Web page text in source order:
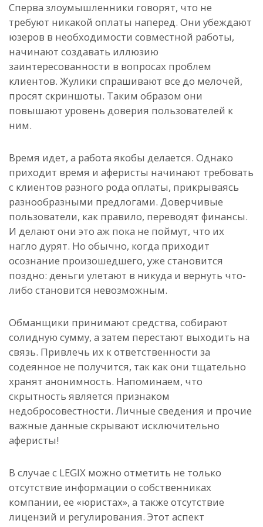
Сперва злоумышленники говорят, что не
требуют никакой оплаты наперед. Они убеждают
юзеров в необходимости совместной работы,
начинают создавать иллюзию
заинтересованности в вопросах проблем
клиентов. Жулики спрашивают все до мелочей,
просят скриншоты. Таким образом они
повышают уровень доверия пользователей к
ним.
Время идет, а работа якобы делается. Однако
приходит время и аферисты начинают требовать
с клиентов разного рода оплаты, прикрываясь
разнообразными предлогами. Доверчивые
пользователи, как правило, переводят финансы.
И делают они это аж пока не поймут, что их
нагло дурят. Но обычно, когда приходит
осознание произошедшего, уже становится
поздно: деньги улетают в никуда и вернуть что-
либо становится невозможным.
Обманщики принимают средства, собирают
солидную сумму, а затем перестают выходить на
связь. Привлечь их к ответственности за
содеянное не получится, так как они тщательно
хранят анонимность. Напоминаем, что
скрытность является признаком
недобросовестности. Личные сведения и прочие
важные данные скрывают исключительно
аферисты!
В случае с LEGIX можно отметить не только
отсутствие информации о собственниках
компании, ее «юристах», а также отсутствие
лицензий и регулирования. Этот аспект